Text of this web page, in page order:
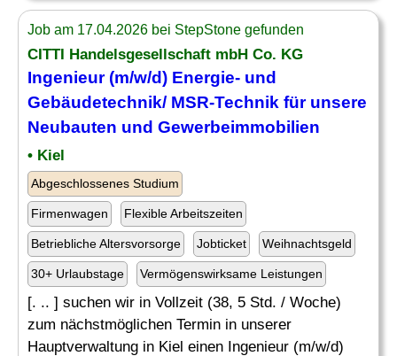
Job am 17.04.2026 bei StepStone gefunden
CITTI Handelsgesellschaft mbH Co. KG
Ingenieur (m/w/d) Energie- und
Gebäudetechnik/ MSR-Technik für unsere
Neubauten und Gewerbeimmobilien
• Kiel
Abgeschlossenes Studium
Firmenwagen Flexible Arbeitszeiten
Betriebliche Altersvorsorge Jobticket Weihnachtsgeld
30+ Urlaubstage Vermögenswirksame Leistungen
[. .. ] suchen wir in Vollzeit (38, 5 Std. / Woche)
zum nächstmöglichen Termin in unserer
Hauptverwaltung in Kiel einen Ingenieur (m/w/d)